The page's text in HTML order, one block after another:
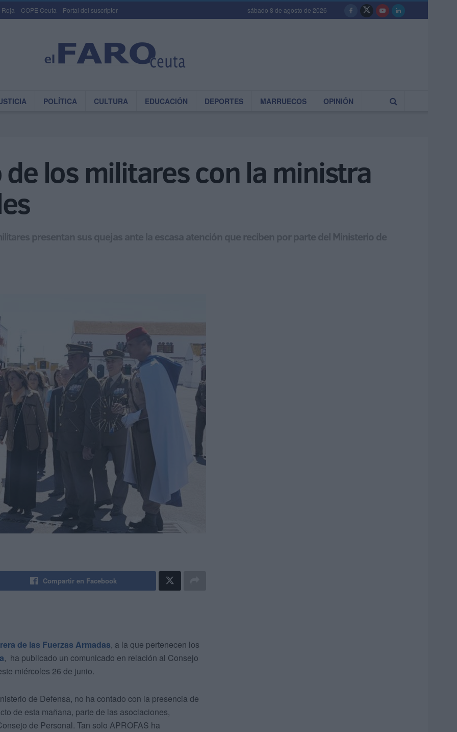
Roja COPE Ceuta Portal del suscriptor sábado 8 de agosto de 2026
POLÍTICA CULTURA EDUCACIÓN DEPORTES MARRUECOS OPINIÓN
los militares con la ministra
presentan sus quejas ante la escasa atención que reciben por parte del Ministerio de
Compartir en Facebook
de las Fuerzas Armadas, a la que pertenecen los
, ha publicado un comunicado en relación al Consejo
miércoles 26 de junio.
de Defensa, no ha contado con la presencia de
de esta mañana, parte de las asociaciones,
de Personal. Tan solo APROFAS ha